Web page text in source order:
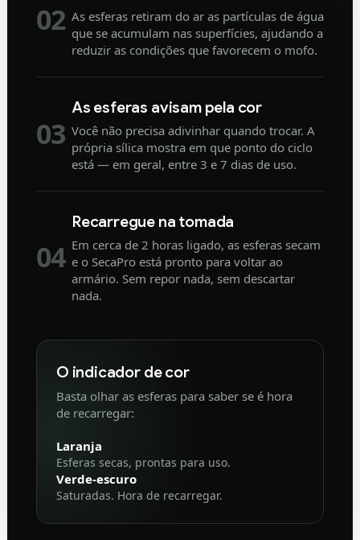
02 As esferas retiram do ar as partículas de água
que se acumulam nas superfícies, ajudando a
reduzir as condições que favorecem o mofo.
03
As esferas avisam pela cor
Você não precisa adivinhar quando trocar. A
própria sílica mostra em que ponto do ciclo
está — em geral, entre 3 e 7 dias de uso.
04
Recarregue na tomada
Em cerca de 2 horas ligado, as esferas secam
e o SecaPro está pronto para voltar ao
armário. Sem repor nada, sem descartar
nada.
O indicador de cor
Basta olhar as esferas para saber se é hora
de recarregar:
Laranja
Esferas secas, prontas para uso.
Verde-escuro
Saturadas. Hora de recarregar.